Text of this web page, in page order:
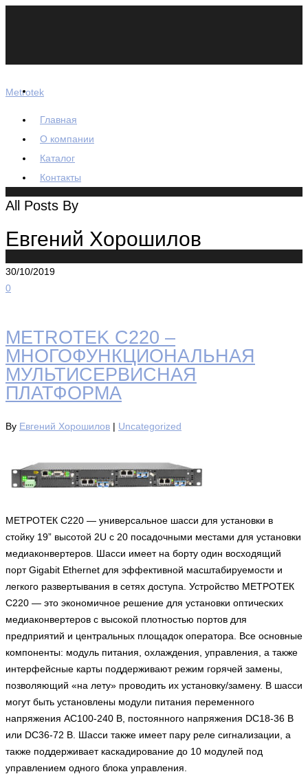
Metrotek
Главная
О компании
Каталог
Контакты
All Posts By
Евгений Хорошилов
30/10/2019
0
METROTEK C220 –
МНОГОФУНКЦИОНАЛЬНАЯ
МУЛЬТИСЕРВИСНАЯ
ПЛАТФОРМА
By Евгений Хорошилов | Uncategorized
МЕТРОТЕК C220 — универсальное шасси для установки в
стойку 19” высотой 2U с 20 посадочными местами для установки
медиаконвертеров. Шасси имеет на борту один восходящий
порт Gigabit Ethernet для эффективной масштабируемости и
легкого развертывания в сетях доступа. Устройство МЕТРОТЕК
C220 — это экономичное решение для установки оптических
медиаконвертеров с высокой плотностью портов для
предприятий и центральных площадок оператора. Все основные
компоненты: модуль питания, охлаждения, управления, а также
интерфейсные карты поддерживают режим горячей замены,
позволяющий «на лету» проводить их установку/замену. В шасси
могут быть установлены модули питания переменного
напряжения AC100-240 В, постоянного напряжения DC18-36 В
или DC36-72 В. Шасси также имеет пару реле сигнализации, а
также поддерживает каскадирование до 10 модулей под
управлением одного блока управления.